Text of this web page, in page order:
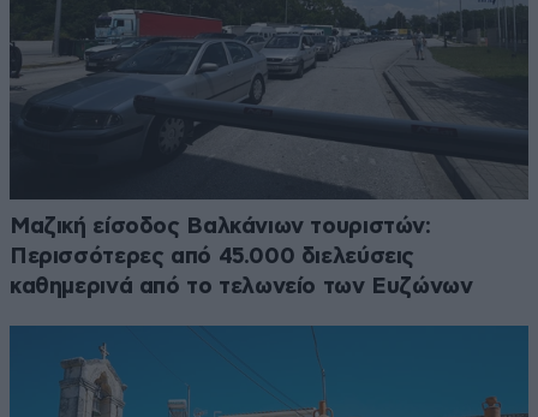
Μαζική είσοδος Βαλκάνιων τουριστών:
Περισσότερες από 45.000 διελεύσεις
καθημερινά από το τελωνείο των Ευζώνων